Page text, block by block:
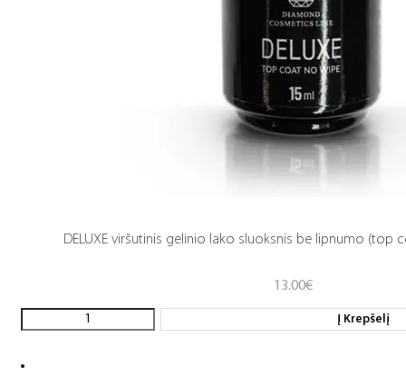
DELUXE viršutinis gelinio lako sluoksnis be lipnumo (top
13.00€
Į Krepšelį